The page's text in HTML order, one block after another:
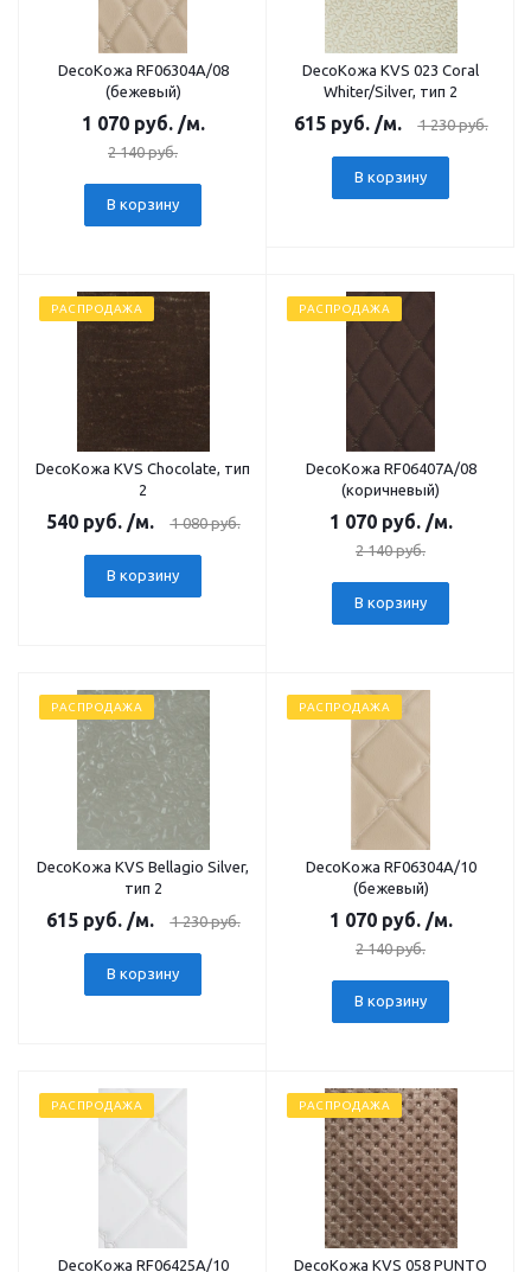
DecoКожа RF06304А/08
(бежевый)
1 070руб. /м.
2 140руб.
В корзину
DecoКожа KVS 023 Coral
Whiter/Silver, тип 2
615руб. /м. 1 230руб.
В корзину
РАСПРОДАЖА
DecoКожа KVS Сhocolate, тип
2
540руб. /м. 1 080руб.
В корзину
РАСПРОДАЖА
DecoКожа RF06407А/08
(коричневый)
1 070руб. /м.
2 140руб.
В корзину
РАСПРОДАЖА
DecoКожа KVS Bellagio Silver,
тип 2
615руб. /м. 1 230руб.
В корзину
РАСПРОДАЖА
DecoКожа RF06304А/10
(бежевый)
1 070руб. /м.
2 140руб.
В корзину
РАСПРОДАЖА
DecoКожа RF06425А/10
РАСПРОДАЖА
DecoКожа KVS 058 PUNTO